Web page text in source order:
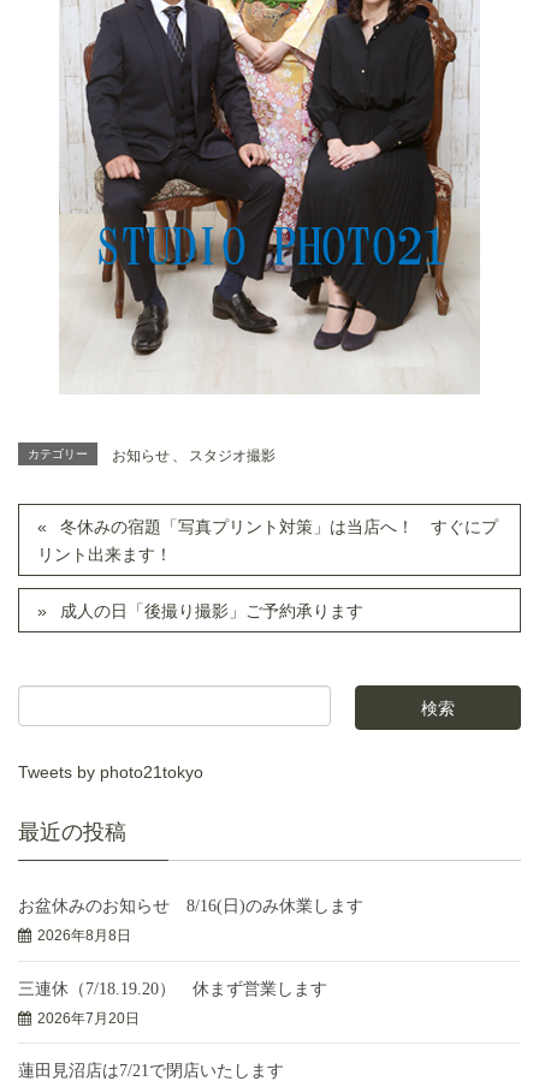
カテゴリー お知らせ 、 スタジオ撮影
冬休みの宿題「写真プリント対策」は当店へ！ すぐにプ
リント出来ます！
成人の日「後撮り撮影」ご予約承ります
Tweets by photo21tokyo
最近の投稿
お盆休みのお知らせ 8/16(日)のみ休業します
2026年8月8日
三連休（7/18.19.20） 休まず営業します
2026年7月20日
蓮田見沼店は7/21で閉店いたします